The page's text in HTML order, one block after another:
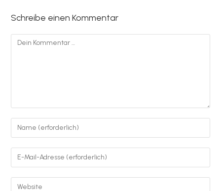
Schreibe einen Kommentar